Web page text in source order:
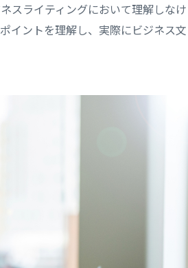
スライティングにおいて理解しなけ
イントを理解し、実際にビジネス文